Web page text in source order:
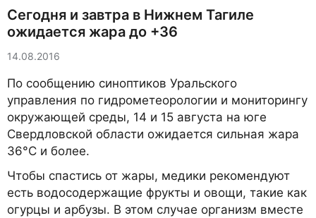
Сегодня и завтра в Нижнем Тагиле
ожидается жара до +36
14.08.2016
По сообщению синоптиков Уральского
управления по гидрометеорологии и мониторингу
окружающей среды, 14 и 15 августа на юге
Свердловской области ожидается сильная жара
36°С и более.
Чтобы спастись от жары, медики рекомендуют
есть водосодержащие фрукты и овощи, такие как
огурцы и арбузы. В этом случае организм вместе